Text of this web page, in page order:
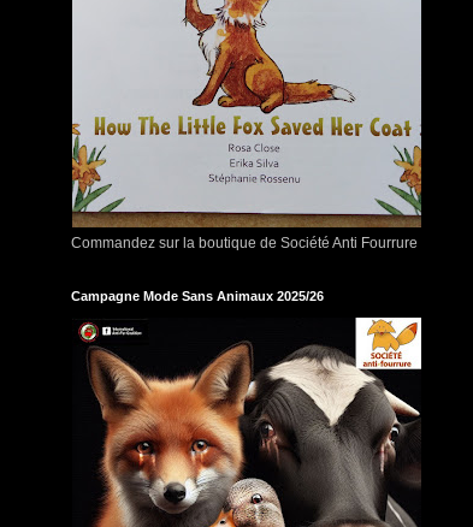
Commandez sur la boutique de Société Anti Fourrure
Campagne Mode Sans Animaux 2025/26